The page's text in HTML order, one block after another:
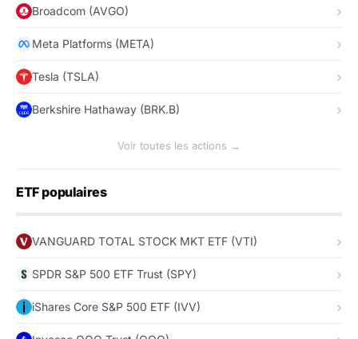
Broadcom (AVGO)
Meta Platforms (META)
Tesla (TSLA)
Berkshire Hathaway (BRK.B)
Voir toutes les actions →
ETF populaires
VANGUARD TOTAL STOCK MKT ETF (VTI)
SPDR S&P 500 ETF Trust (SPY)
iShares Core S&P 500 ETF (IVV)